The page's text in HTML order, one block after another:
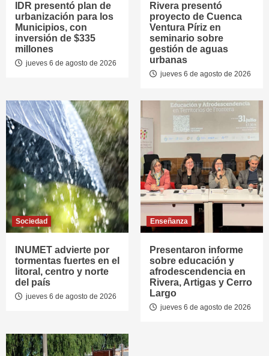
IDR presentó plan de
urbanización para los
Municipios, con
inversión de $335
millones
jueves 6 de agosto de 2026
Rivera presentó
proyecto de Cuenca
Ventura Píriz en
seminario sobre
gestión de aguas
urbanas
jueves 6 de agosto de 2026
Sociedad
INUMET advierte por
tormentas fuertes en el
litoral, centro y norte
del país
jueves 6 de agosto de 2026
Enseñanza
Presentaron informe
sobre educación y
afrodescendencia en
Rivera, Artigas y Cerro
Largo
jueves 6 de agosto de 2026